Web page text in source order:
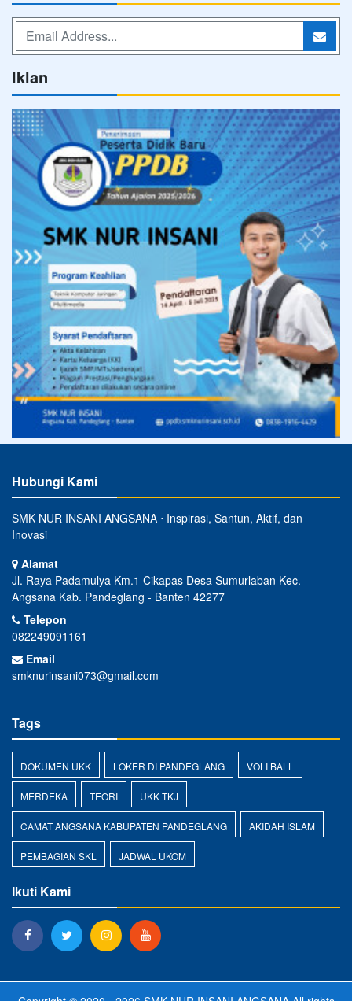
Iklan
Hubungi Kami
SMK NUR INSANI ANGSANA ⋅ Inspirasi, Santun, Aktif, dan
Inovasi
Alamat
Jl. Raya Padamulya Km.1 Cikapas Desa Sumurlaban Kec.
Angsana Kab. Pandeglang - Banten 42277
Telepon
082249091161
Email
smknurinsani073@gmail.com
Tags
DOKUMEN UKK LOKER DI PANDEGLANG VOLI BALL
MERDEKA TEORI UKK TKJ
CAMAT ANGSANA KABUPATEN PANDEGLANG AKIDAH ISLAM
PEMBAGIAN SKL JADWAL UKOM
Ikuti Kami